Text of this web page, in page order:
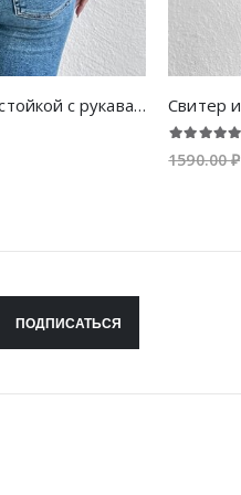
Свитер с воротником-стойкой с рукавами-фонариками
1590.00 ₽
ПОДПИСАТЬСЯ